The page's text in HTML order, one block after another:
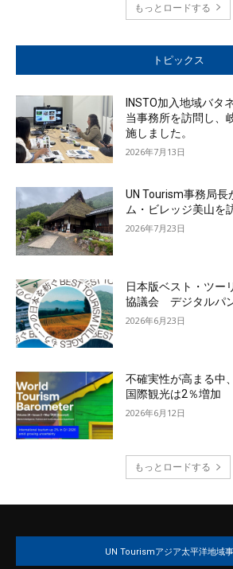
もっとロードする
トピックス
INSTO加入地域バタ
当事務所を訪問し、
施しました。
2026年7月13日
UN Tourism事務局
ム・ビレッジ美山を
2026年7月23日
日本版ベスト・ツー
協議会 デジタルパ
2026年6月23日
不確実性が高まる中
国際観光は2％増加
2026年6月12日
もっとロードする
UN Tourismアジア太平洋地域